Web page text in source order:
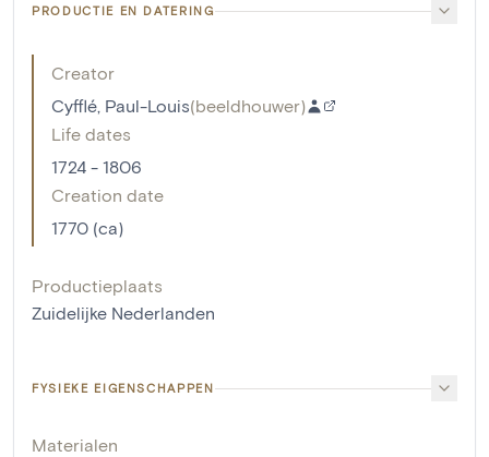
PRODUCTIE EN DATERING
Creator
Cyfflé, Paul-Louis(beeldhouwer)
Life dates
1724 - 1806
Creation date
1770 (ca)
Productieplaats
Zuidelijke Nederlanden
FYSIEKE EIGENSCHAPPEN
Materialen